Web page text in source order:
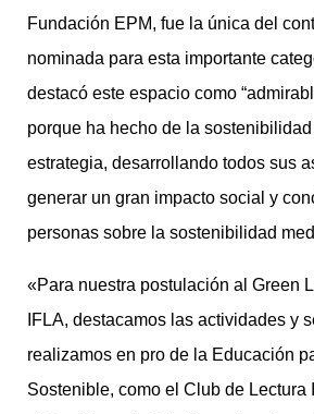
Fundación EPM, fue la única del
nominada para esta importante
destacó este espacio como
porque ha hecho de la
estrategia, desarrollando todos sus
generar un gran impacto social y
personas sobre la sostenibilidad
«Para nuestra postulación al Green
IFLA, destacamos las actividades y
realizamos en pro de la Educación
Sostenible, como el Club de Lectura